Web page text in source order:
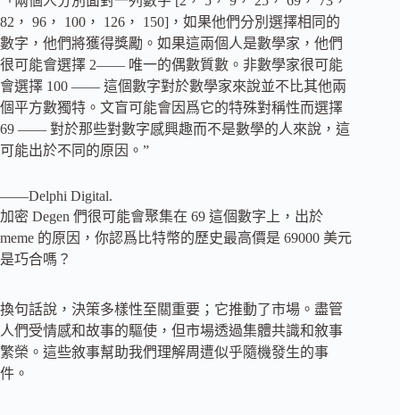
82， 96， 100， 126， 150]，如果他們分別選擇相同的
數字，他們將獲得獎勵。如果這兩個人是數學家，他們
很可能會選擇 2—— 唯一的偶數質數。非數學家很可能
會選擇 100 —— 這個數字對於數學家來說並不比其他兩
個平方數獨特。文盲可能會因爲它的特殊對稱性而選擇
69 —— 對於那些對數字感興趣而不是數學的人來說，這
可能出於不同的原因。”
——Delphi Digital.
加密 Degen 們很可能會聚集在 69 這個數字上，出於
meme 的原因，你認爲比特幣的歷史最高價是 69000 美元
是巧合嗎？
換句話說，決策多樣性至關重要；它推動了市場。盡管
人們受情感和故事的驅使，但市場透過集體共識和敘事
繁榮。這些敘事幫助我們理解周遭似乎隨機發生的事
件。